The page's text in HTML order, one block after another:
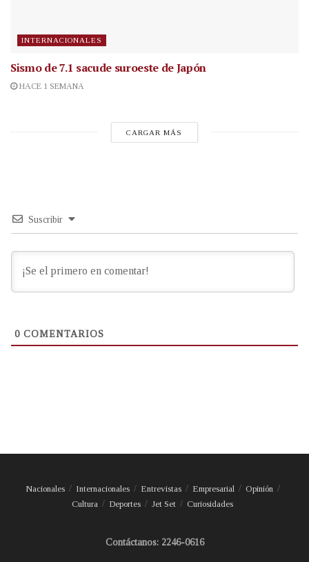
INTERNACIONALES
Sismo de 7.1 sacude suroeste de Japón
HACE 1 SEMANA
CARGAR MÁS
Suscribir
0 COMENTARIOS
Nacionales Internacionales Entrevistas Empresarial
Opinión
Cultura
Deportes Jet Set Curiosidades
Contáctanos: 2246-0616